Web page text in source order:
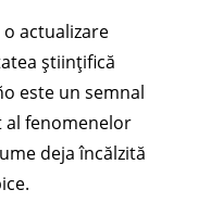
actualizare
științifică
este un semnal
al fenomenelor
deja încălzită